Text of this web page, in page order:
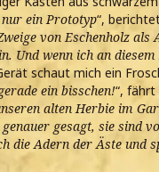
ein Prototyp“,
von Eschenholz als
Und wenn ich an
schaut mich ein
ein bisschen!“,
alten Herbie im
gesagt, sie sind
die Adern der Äste und